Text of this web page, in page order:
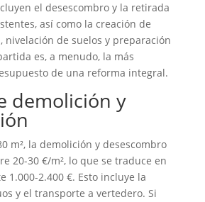
el desescombro y la retirada
así como la creación de
nivelación de suelos y preparación
es, a menudo, la más
de una reforma integral.
demolición y
m², la demolición y desescombro
20-30 €/m², lo que se traduce en
1.000-2.400 €. Esto incluye la
y el transporte a vertedero. Si